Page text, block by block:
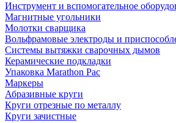
Инструмент и вспомогательное
Магнитные угольники
Молотки сварщика
Вольфрамовые электроды и
Системы вытяжки сварочных дымов
Керамические подкладки
Упаковка Marathon Pac
Маркеры
Абразивные круги
Круги отрезные по металлу
Круги зачистные